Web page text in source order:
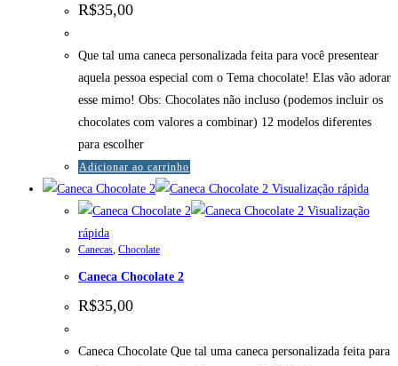
R$35,00
Que tal uma caneca personalizada feita para você presentear
aquela pessoa especial com o Tema chocolate! Elas vão adorar
esse mimo! Obs: Chocolates não incluso (podemos incluir os
chocolates com valores a combinar) 12 modelos diferentes
para escolher
Adicionar ao carrinho
Visualização rápida
Visualização
rápida
Canecas, Chocolate
Caneca Chocolate 2
R$35,00
Caneca Chocolate Que tal uma caneca personalizada feita para